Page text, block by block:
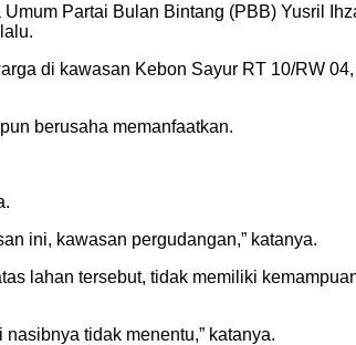
Partai Bulan Bintang (PBB) Yusril
di kawasan Kebon Sayur RT 10/RW
berusaha memanfaatkan.
ini, kawasan pergudangan,” katanya.
lahan tersebut, tidak memiliki
tidak menentu,” katanya.